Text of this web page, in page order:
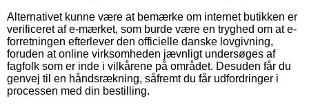
Alternativet kunne være at bemærke om internet butikken er
verificeret af e-mærket, som burde være en tryghed om at e-
forretningen efterlever den officielle danske lovgivning,
foruden at online virksomheden jævnligt undersøges af
fagfolk som er inde i vilkårene på området. Desuden får du
genvej til en håndsrækning, såfremt du får udfordringer i
processen med din bestilling.